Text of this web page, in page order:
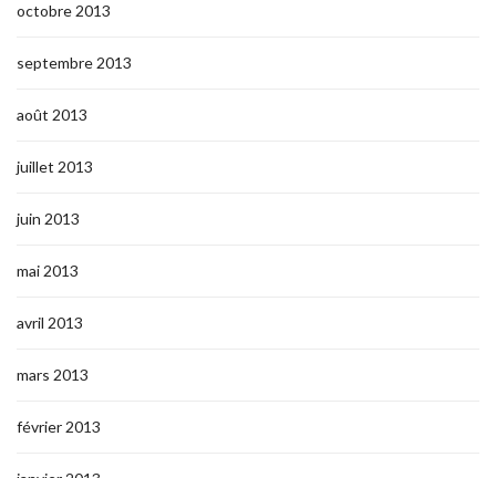
octobre 2013
septembre 2013
août 2013
juillet 2013
juin 2013
mai 2013
avril 2013
mars 2013
février 2013